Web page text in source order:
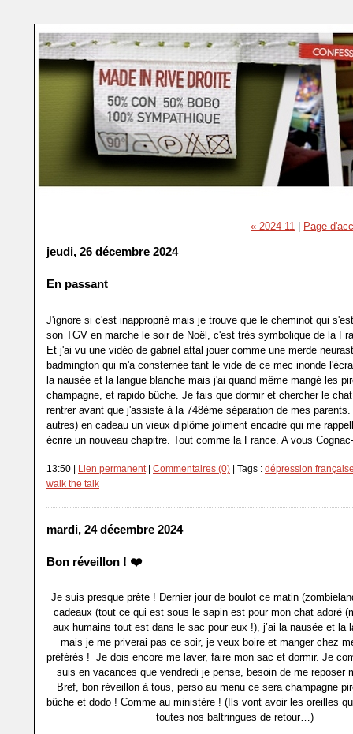
« 2024-11 Page
jeudi, 26 décembre 2024
En passant
J'ignore si c'est inapproprié mais je trouve que le cheminot qui
son TGV en marche le soir de Noël, c'est très symbolique de la
Et j'ai vu une vidéo de gabriel attal jouer comme une merde
badmington qui m'a consternée tant le vide de ce mec inonde
la nausée et la langue blanche mais j'ai quand même mangé les
champagne, et rapido bûche. Je fais que dormir et chercher le
rentrer avant que j'assiste à la 748ème séparation de mes
autres) en cadeau un vieux diplôme joliment encadré qui me
écrire un nouveau chapitre. Tout comme la France. A vous
13:50 | Lien permanent | Commentaires (0) | Tags : dépression
walk the talk
mardi, 24 décembre 2024
Bon réveillon ! ❤️
Je suis presque prête ! Dernier jour de boulot ce matin
cadeaux (tout ce qui est sous le sapin est pour mon chat adoré
aux humains tout est dans le sac pour eux !), j’ai la nausée et la
mais je me priverai pas ce soir, je veux boire et manger chez
préférés ! Je dois encore me laver, faire mon sac et dormir. Je
suis en vacances que vendredi je pense, besoin de me reposer
Bref, bon réveillon à tous, perso au menu ce sera champagne
bûche et dodo ! Comme au ministère ! (Ils vont avoir les oreilles
toutes nos baltringues de retour…)